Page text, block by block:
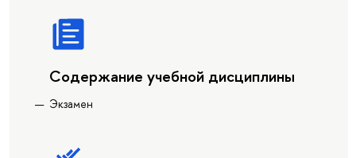
Содержание учебной дисциплины
Экзамен